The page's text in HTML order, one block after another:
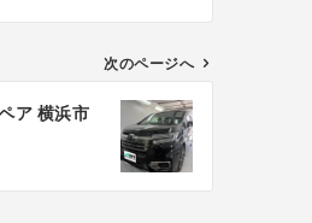
次のページへ
ア 横浜市